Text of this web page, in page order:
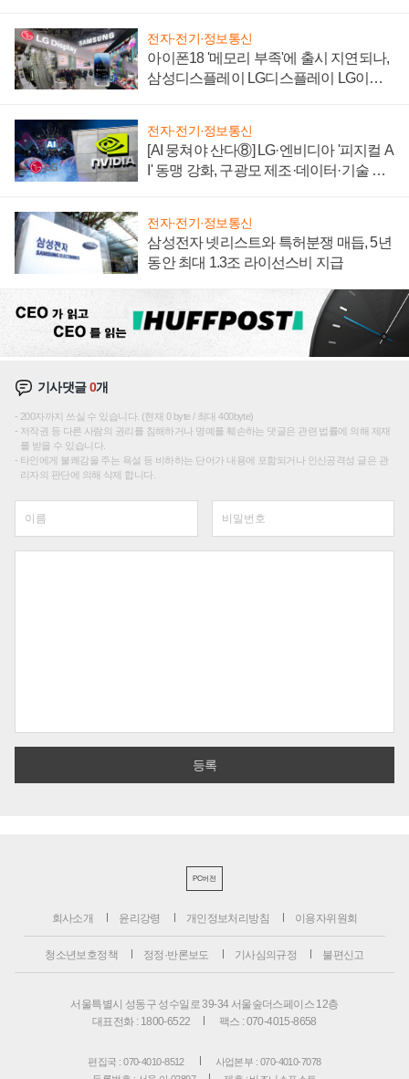
전자·전기·정보통신
아이폰18 '메모리 부족'에 출시 지연되나,
삼성디스플레이 LG디스플레이 LG이노
전자·전기·정보통신
[AI 뭉쳐야 산다⑧] LG·엔비디아 '피지컬 A
I' 동맹 강화, 구광모 제조·데이터·기술 결
전자·전기·정보통신
삼성전자 넷리스트와 특허분쟁 매듭, 5년
동안 최대 1.3조 라이선스비 지급
기사댓글0개
200자까지 쓰실 수 있습니다. (현재 0 byte / 최대 400byte)
저작권 등 다른 사람의 권리를 침해하거나 명예를 훼손하는 댓글은 관련 법률에 의해 제재
를 받을 수 있습니다.
타인에게 불쾌감을 주는 욕설 등 비하하는 단어가 내용에 포함되거나 인신공격성 글은 관
리자의 판단에 의해 삭제 합니다.
PC버전
회사소개 윤리강령 개인정보처리방침 이용자위원회
청소년보호정책 정정·반론보도 기사심의규정 불편신고
서울특별시 성동구 성수일로 39-34 서울숲더스페이스 12층
대표전화 : 1800-6522
팩스 : 070-4015-8658
편집국 : 070-4010-8512
사업본부 : 070-4010-7078